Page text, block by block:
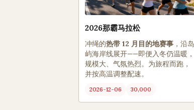
2026那霸马拉松
冲绳的热带 12 月目的地赛事 ，沿岛
屿海岸线展开——即便入冬仍温暖，
规模大、气氛热烈。为旅程而跑，
并按高温调整配速。
2026-12-06 30,000